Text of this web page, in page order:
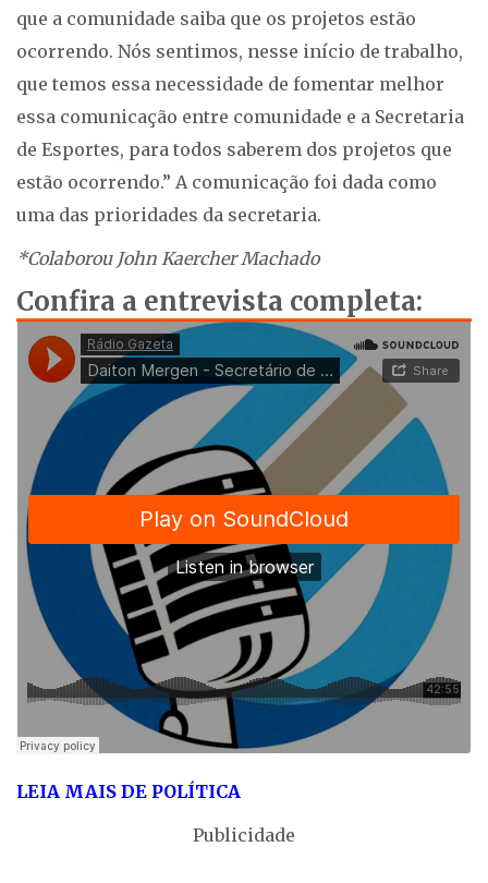
que a comunidade saiba que os projetos estão
ocorrendo. Nós sentimos, nesse início de trabalho,
que temos essa necessidade de fomentar melhor
essa comunicação entre comunidade e a Secretaria
de Esportes, para todos saberem dos projetos que
estão ocorrendo.” A comunicação foi dada como
uma das prioridades da secretaria.
*Colaborou John Kaercher Machado
Confira a entrevista completa:
LEIA MAIS DE POLÍTICA
Publicidade